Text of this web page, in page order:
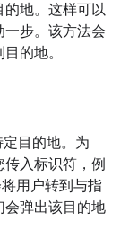
的地。这样可以
步。该方法会
的地。
目的地。为
入标识符，例
用户转到与指
会弹出该目的地